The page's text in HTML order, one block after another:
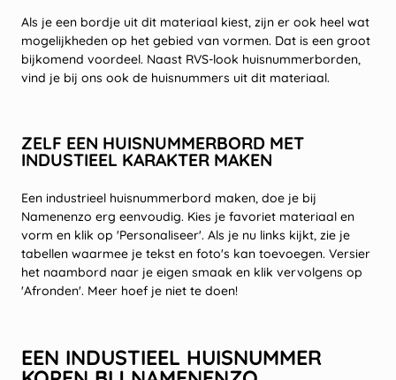
Als je een bordje uit dit materiaal kiest, zijn er ook heel wat
mogelijkheden op het gebied van vormen. Dat is een groot
bijkomend voordeel. Naast RVS-look huisnummerborden,
vind je bij ons ook de huisnummers uit dit materiaal.
ZELF EEN HUISNUMMERBORD MET
INDUSTIEEL KARAKTER MAKEN
Een industrieel huisnummerbord maken, doe je bij
Namenenzo erg eenvoudig. Kies je favoriet materiaal en
vorm en klik op 'Personaliseer'. Als je nu links kijkt, zie je
tabellen waarmee je tekst en foto's kan toevoegen. Versier
het naambord naar je eigen smaak en klik vervolgens op
'Afronden'. Meer hoef je niet te doen!
EEN INDUSTIEEL HUISNUMMER